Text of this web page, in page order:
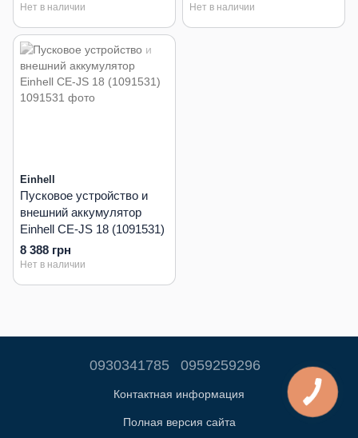
Нет в наличии Нет в наличии
Einhell
Пусковое устройство и
внешний аккумулятор
Einhell CE-JS 18 (1091531)
8 388 грн
Нет в наличии
0930341785 0959259296
Контактная информация
Полная версия сайта